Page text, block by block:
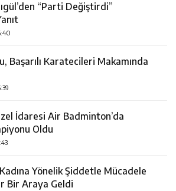
“Parti Değiştirdi”
Başarılı Karatecileri Makamında
İdaresi Air Badminton’da
Oldu
Yönelik Şiddetle Mücadele
Bir Araya Geldi